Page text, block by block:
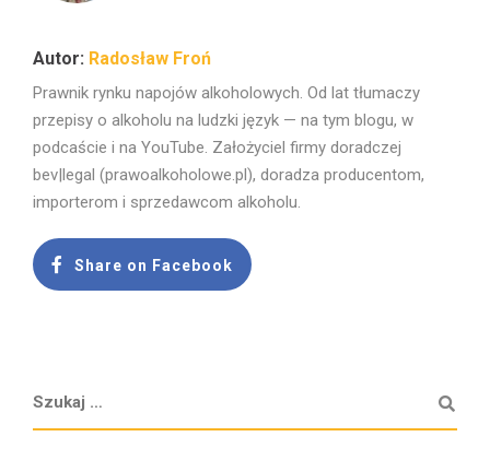
Radosław Froń
Prawnik rynku napojów alkoholowych. Od lat tłumaczy
przepisy o alkoholu na ludzki język — na tym blogu, w
podcaście i na YouTube. Założyciel firmy doradczej
bev|legal (prawoalkoholowe.pl), doradza producentom,
importerom i sprzedawcom alkoholu.
Share on Facebook